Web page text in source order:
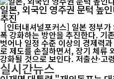
일본, 외국인 영주권 문턱 높
추진
[인터내셔널포커스] 일본 정부
폭 강화하는 방안을 추진한다. 기
벗어나 일정 수준 이상의 경제력
로 제도를 손질하면서, 장기 체류
강화될 것으로 보인다. 저출산·고
실시간뉴스